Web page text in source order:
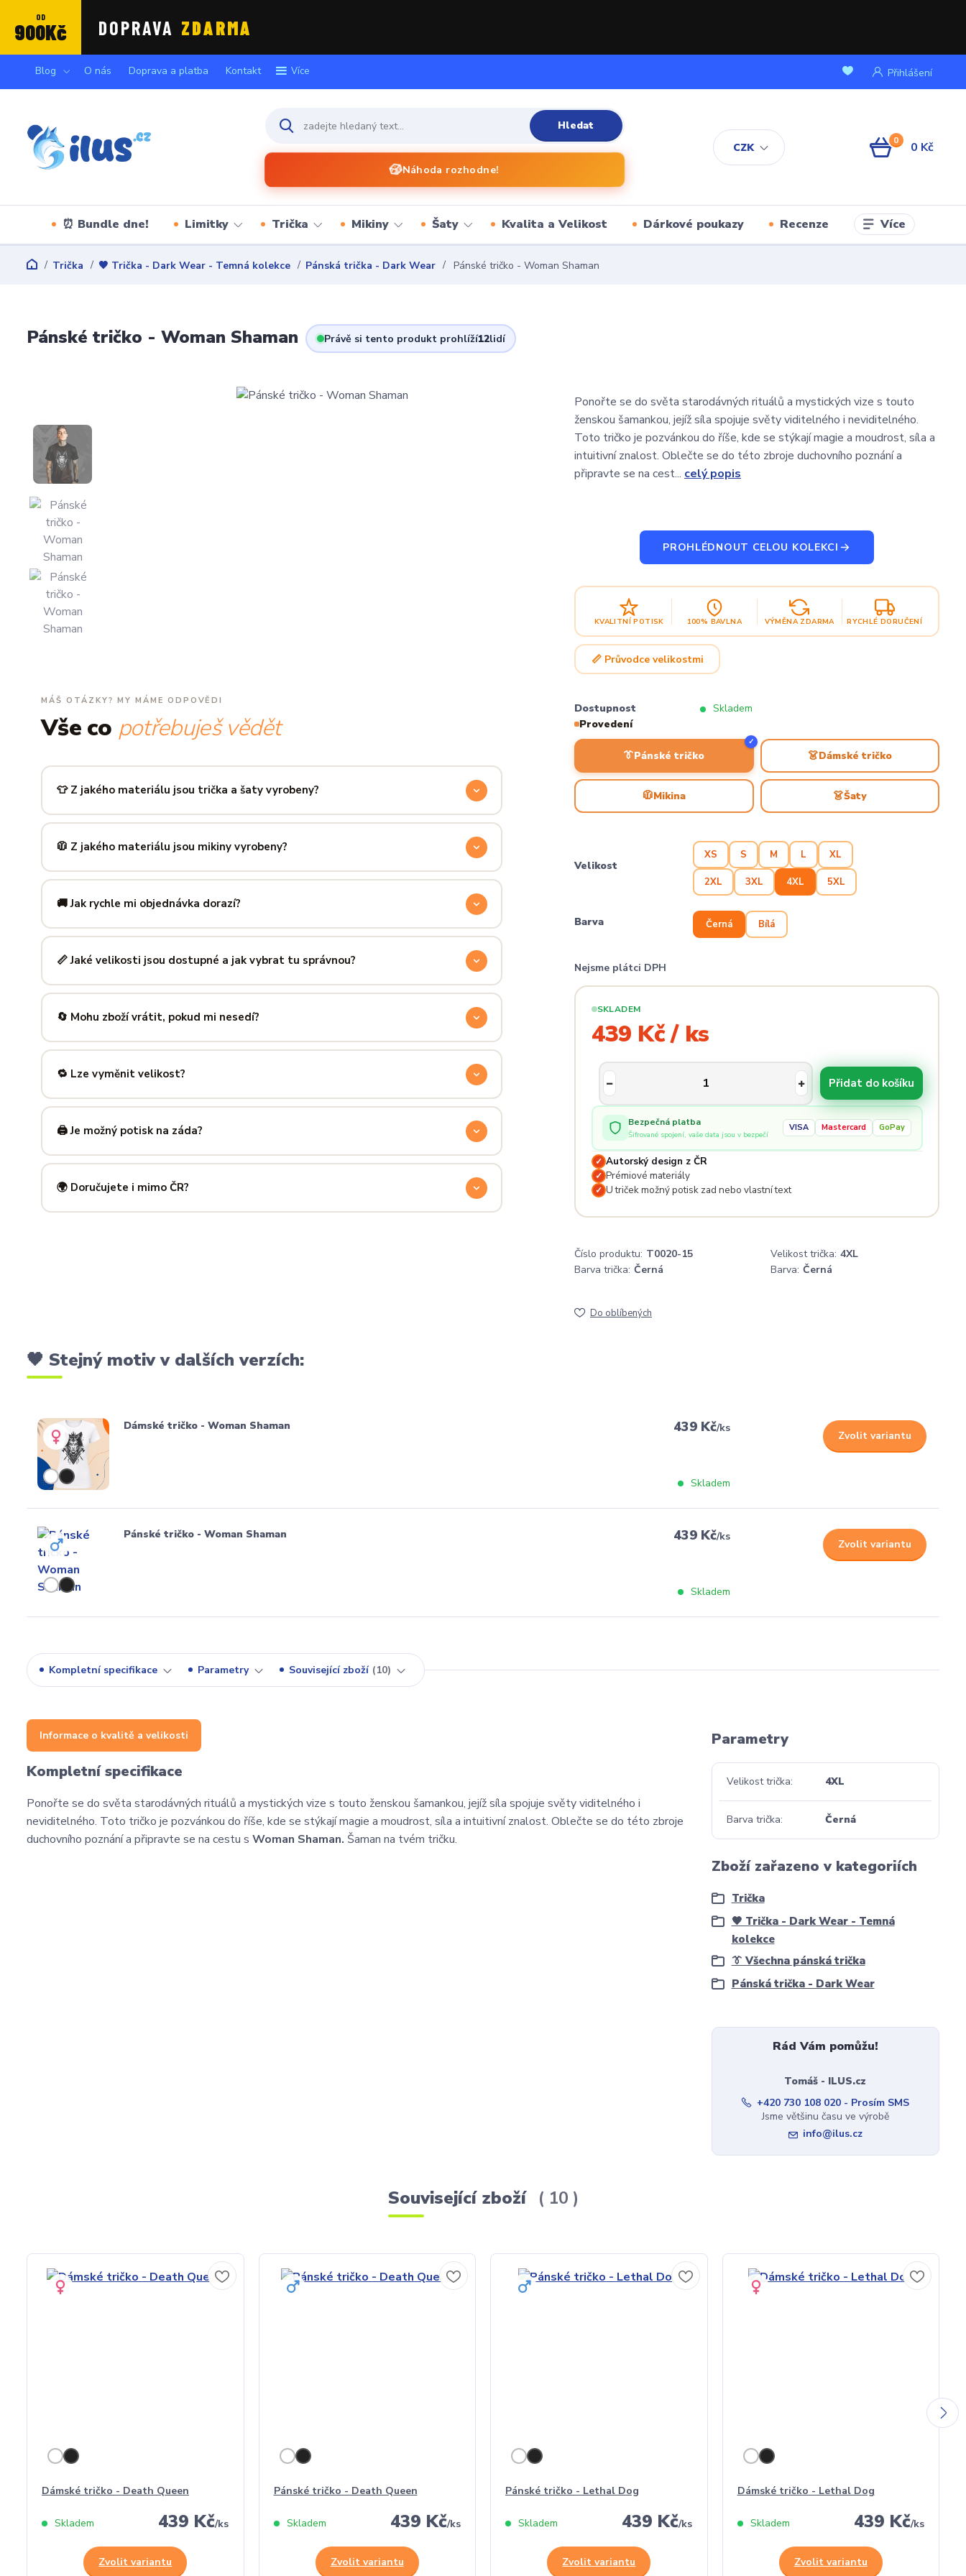
OD
900Kč DOPRAVA ZDARMA
Blog O nás Doprava a platba Kontakt Více
CZK
Přihlášení
Hledat
🎲Náhoda rozhodne!
0 0 Kč
⏰ Bundle dne! Limitky Trička Mikiny Šaty Kvalita a Velikost Dárkové poukazy Recenze Více
Trička 🖤 Trička - Dark Wear - Temná kolekce Pánská trička - Dark Wear Pánské tričko - Woman Shaman
Pánské tričko - Woman Shaman Právě si tento produkt prohlíží12lidí
MÁŠ OTÁZKY? MY MÁME ODPOVĚDI
Vše co potřebuješ vědět
👕 Z jakého materiálu jsou trička a šaty vyrobeny?
Používáme prémiovou 100% bavlnu — měkkou na dotek, prodyšnou a odolnou. Produkt si
zachová tvar i barvu i po desítkách praní. Kvalita, kterou pocítíš hned při prvním oblečení.
🧥 Z jakého materiálu jsou mikiny vyrobeny?
Mikiny šijeme ze směsi80 % bavlny a 20 % polyesteru— příjemně hřejivá, pevná a zároveň
prodyšná kombinace, která si dlouho drží tvar i po opakovaném praní.
🚚 Jak rychle mi objednávka dorazí?
Mimo sezónu balíme a odesíláme do 3 pracovních dní. Doručení přes PPL, GLS nebo Českou
poštu trvá obvykle 1–3 pracovní dny — zboží tak můžeš mít u sebe už za pár dní.
📏 Jaké velikosti jsou dostupné a jak vybrat tu správnou?
Nabízíme velikosti XS až 5XL, takže si vybere opravdu každý. Klikni naPrůvodce velikostmi
výše — najdeš tam přesné míry v cm a výběr velikosti bude hračka.
🔄 Mohu zboží vrátit, pokud mi nesedí?
Samozřejmě. Máš plných14 dní na vráceníbez udání důvodu. Stačí nás kontaktovat na
info@ilus.cza vše vyřídíme rychle a bez komplikací.
🔁 Lze vyměnit velikost?
Standardně výměnu nenabízíme, ale víme, že se to stane — proto se nebojte napsat na
info@ilus.cz. Většinou společně najdeme řešení, které vás potěší.
🖨️ Je možný potisk na záda?
Ano! Potisk zad je možný u většiny našich produktů — skvělé pro originální dárky nebo párové
kousky. Napiš nám předem na
🌍 Doručujete i mimo ČR?
Ponořte se do světa starodávných rituálů a mystických vize s touto
ženskou šamankou, jejíž síla spojuje světy viditelného i neviditelného.
Toto tričko je pozvánkou do říše, kde se stýkají magie a moudrost, síla a
intuitivní znalost. Oblečte se do této zbroje duchovního poznání a
připravte se na cest... celý popis
PROHLÉDNOUT CELOU KOLEKCI
KVALITNÍ POTISK 100% BAVLNA VÝMĚNA ZDARMA RYCHLÉ DORUČENÍ
📏 Průvodce velikostmi
Dostupnost
Skladem
Provedení
👔Pánské tričko
✓
👗Dámské tričko
🧥Mikina 👗Šaty
Velikost
XS S M L XL
2XL 3XL 4XL 5XL
Barva Černá Bílá
Nejsme plátci DPH
SKLADEM
439 Kč / ks
Přidat do košíku
Bezpečná platba
Šifrované spojení, vaše data jsou v bezpečí
VISA Mastercard GoPay
✓ Autorský design z ČR
✓ Prémiové materiály
✓ U triček možný potisk zad nebo vlastní text
Číslo produktu: T0020-15 Velikost trička: 4XL
Barva trička: Černá Barva: Černá
Do oblíbených
🖤 Stejný motiv v dalších verzích:
Dámské tričko - Woman Shaman 439 Kč/ks
Skladem
Zvolit variantu
Pánské tričko - Woman Shaman 439 Kč/ks
Skladem
Zvolit variantu
Kompletní specifikace Parametry Související zboží 10
Informace o kvalitě a velikosti
Kompletní specifikace
Ponořte se do světa starodávných rituálů a mystických vize s touto ženskou šamankou, jejíž síla spojuje světy viditelného i
neviditelného. Toto tričko je pozvánkou do říše, kde se stýkají magie a moudrost, síla a intuitivní znalost. Oblečte se do této zbroje
duchovního poznání a připravte se na cestu s Woman Shaman. Šaman na tvém tričku.
Parametry
Velikost trička 4XL
Barva trička Černá
Zboží zařazeno v kategoriích
Trička
🖤 Trička - Dark Wear - Temná
kolekce
👔 Všechna pánská trička
Pánská trička - Dark Wear
Rád Vám pomůžu!
Tomáš - ILUS.cz
+420 730 108 020 - Prosím SMS
Jsme většinu času ve výrobě
info@ilus.cz
Související zboží 10
Dámské tričko - Death Queen
439 Kč/ks
Skladem
Zvolit variantu
Pánské tričko - Death Queen
439 Kč/ks
Skladem
Zvolit variantu
Pánské tričko - Lethal Dog
439 Kč/ks
Skladem
Zvolit variantu
Dámské tričko - Lethal Dog
439 Kč/ks
Skladem
Zvolit variantu